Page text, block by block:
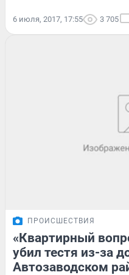
6 июля, 2017, 17:55 3 705
ПРОИСШЕСТВИЯ
«Квартирный
убил тестя из-за
Автозаводском